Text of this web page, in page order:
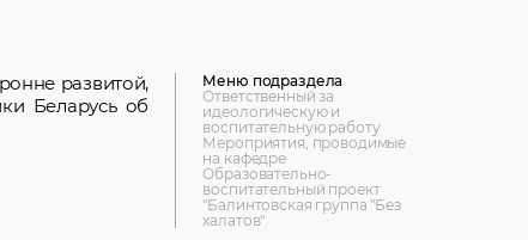
развитой,
Беларусь об
Меню подраздела
Ответственный за
идеологическую и
воспитательную работу
Мероприятия, проводимые
на кафедре
Образовательно-
воспитательный проект
"Балинтовская группа "Без
халатов"